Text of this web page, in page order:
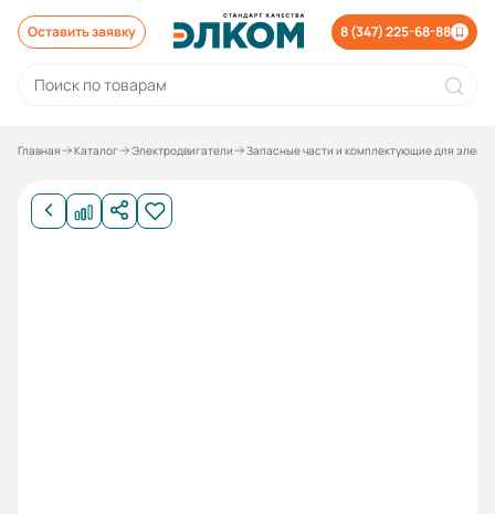
Оставить заявку 8 (347) 225-68-88
Главная Каталог Электродвигатели Запасные части и комплектующие для